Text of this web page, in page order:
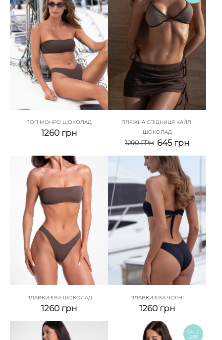
ТОП МОНРО ШОКОЛАД
1260 грн
ПЛЯЖНА СПІДНИЦЯ КАЙЛІ
ШОКОЛАД
1290ГРН 645 грн
ПЛАВКИ ЄВА ШОКОЛАД
1260 грн
ПЛАВКИ ЄВА ЧОРНІ
1260 грн
SALE
-25%